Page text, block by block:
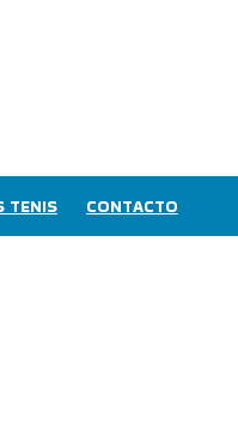
TENIS CONTACTO